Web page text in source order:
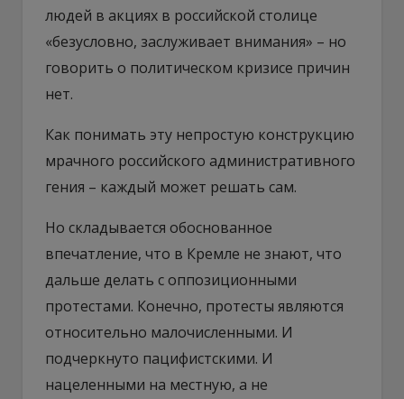
людей в акциях в российской столице
«безусловно, заслуживает внимания» – но
говорить о политическом кризисе причин
нет.
Как понимать эту непростую конструкцию
мрачного российского административного
гения – каждый может решать сам.
Но складывается обоснованное
впечатление, что в Кремле не знают, что
дальше делать с оппозиционными
протестами. Конечно, протесты являются
относительно малочисленными. И
подчеркнуто пацифистскими. И
нацеленными на местную, а не